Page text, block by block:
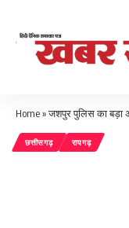
Home»जशपुर पुलिस का बड़ा
छत्तीसगढ़ रायगढ़